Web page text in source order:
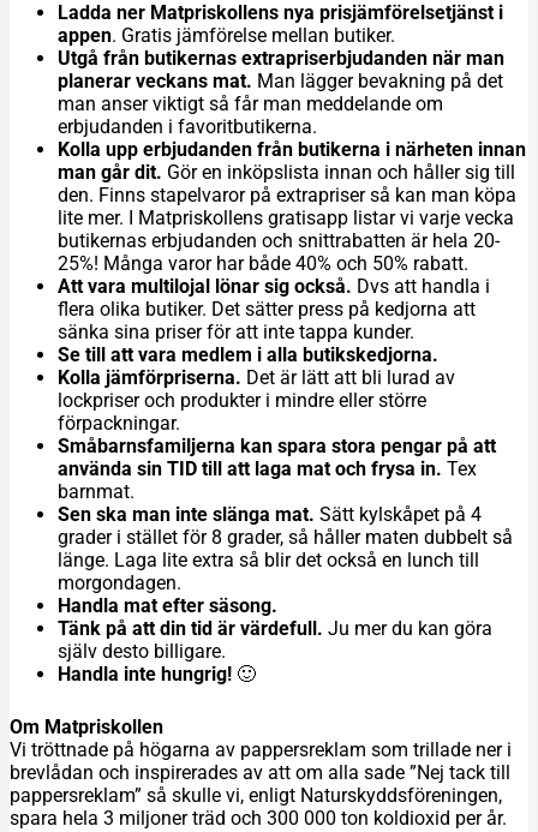
Ladda ner Matpriskollens nya prisjämförelsetjänst i
appen. Gratis jämförelse mellan butiker.
Utgå från butikernas extrapriserbjudanden när man
planerar veckans mat. Man lägger bevakning på det
man anser viktigt så får man meddelande om
erbjudanden i favoritbutikerna.
Kolla upp erbjudanden från butikerna i närheten innan
man går dit. Gör en inköpslista innan och håller sig till
den. Finns stapelvaror på extrapriser så kan man köpa
lite mer. I Matpriskollens gratisapp listar vi varje vecka
butikernas erbjudanden och snittrabatten är hela 20-
25%! Många varor har både 40% och 50% rabatt.
Att vara multilojal lönar sig också. Dvs att handla i
flera olika butiker. Det sätter press på kedjorna att
sänka sina priser för att inte tappa kunder.
Se till att vara medlem i alla butikskedjorna.
Kolla jämförpriserna. Det är lätt att bli lurad av
lockpriser och produkter i mindre eller större
förpackningar.
Småbarnsfamiljerna kan spara stora pengar på att
använda sin TID till att laga mat och frysa in. Tex
barnmat.
Sen ska man inte slänga mat. Sätt kylskåpet på 4
grader i stället för 8 grader, så håller maten dubbelt så
länge. Laga lite extra så blir det också en lunch till
morgondagen.
Handla mat efter säsong.
Tänk på att din tid är värdefull. Ju mer du kan göra
själv desto billigare.
Handla inte hungrig! 🙂
Om Matpriskollen
Vi tröttnade på högarna av pappersreklam som trillade ner i
brevlådan och inspirerades av att om alla sade ”Nej tack till
pappersreklam” så skulle vi, enligt Naturskyddsföreningen,
spara hela 3 miljoner träd och 300 000 ton koldioxid per år.